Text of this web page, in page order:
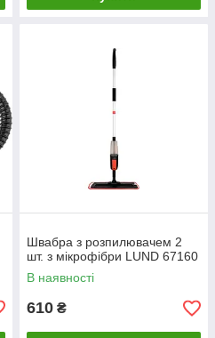
Швабра з розпилювачем 2
шт. з мікрофібри LUND 67160
В наявності
610 ₴